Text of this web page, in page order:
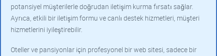
potansiyel müşterilerle doğrudan iletişim kurma fırsatı sağlar.
Ayrıca, etkili bir iletişim formu ve canlı destek hizmetleri, müşteri
hizmetlerini iyileştirebilir.
Oteller ve pansiyonlar için profesyonel bir web sitesi, sadece bir